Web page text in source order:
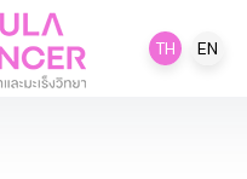
TH EN